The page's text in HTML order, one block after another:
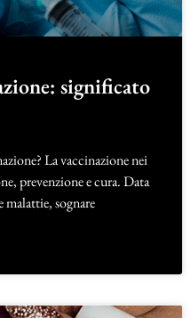
significato
La vaccinazione nei
prevenzione e cura. Data
malattie, sognare